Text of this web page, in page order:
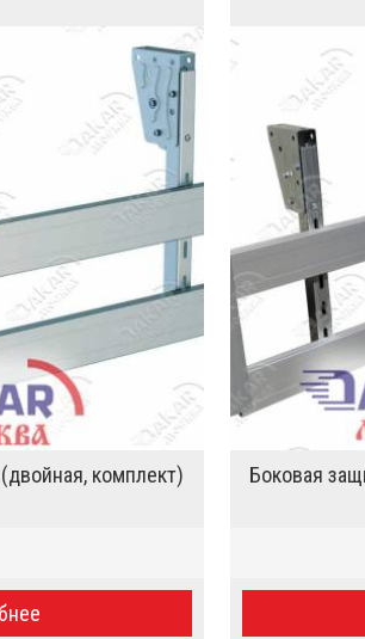
комплект) Боковая